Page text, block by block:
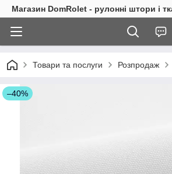
Магазин DomRolet - рулонні штори і
Товари та послуги Розпродаж
–40%